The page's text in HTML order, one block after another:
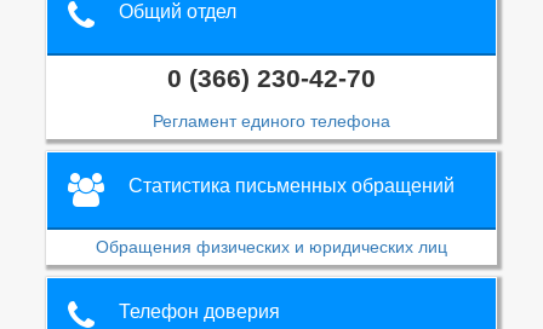
Общий отдел
0 (366) 230-42-70
Регламент единого телефона
Статистика письменных обращений
Обращения физических и юридических лиц
Телефон доверия